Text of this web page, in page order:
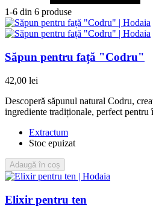
1-6 din 6 produse
Săpun pentru față "Codru"
42,00 lei
Descoperă săpunul natural Codru,
ingrediente tradiționale, perfect pentru
Extractum
Stoc epuizat
Adaugă în coș
Elixir pentru ten